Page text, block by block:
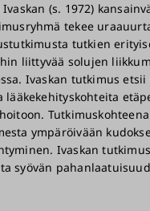
(s. 1972)
tekee
tutkien
liittyvää solujen
Ivaskan tutkimus etsii
lääkekehityskohteita
ympäröivään
Ivaskan
syövän